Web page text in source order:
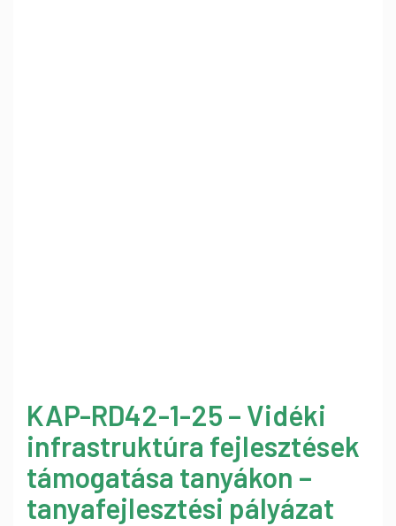
KAP-RD42-1-25 – Vidéki
infrastruktúra fejlesztések
támogatása tanyákon –
tanyafejlesztési pályázat